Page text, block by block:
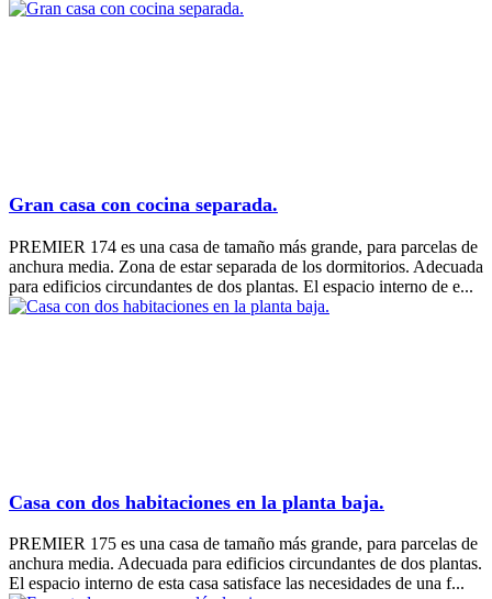
Gran casa con cocina separada.
PREMIER 174 es una casa de tamaño más grande, para parcelas de
anchura media. Zona de estar separada de los dormitorios. Adecuada
para edificios circundantes de dos plantas. El espacio interno de e...
Casa con dos habitaciones en la planta baja.
PREMIER 175 es una casa de tamaño más grande, para parcelas de
anchura media. Adecuada para edificios circundantes de dos plantas.
El espacio interno de esta casa satisface las necesidades de una f...